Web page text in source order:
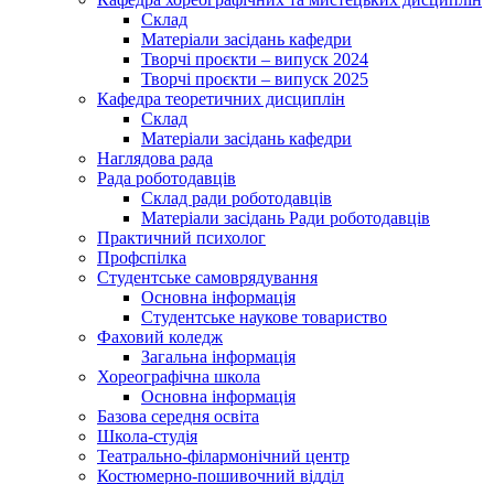
Склад
Матеріали засідань кафедри
Творчі проєкти – випуск 2024
Творчі проєкти – випуск 2025
Кафедра теоретичних дисциплін
Склад
Матеріали засідань кафедри
Наглядова рада
Рада роботодавців
Склад ради роботодавців
Матеріали засідань Ради роботодавців
Практичний психолог
Профспілка
Студентське самоврядування
Основна інформація
Студентське наукове товариство
Фаховий коледж
Загальна інформація
Хореографічна школа
Основна інформація
Базова середня освіта
Школа-студія
Театрально-філармонічний центр
Костюмерно-пошивочний відділ